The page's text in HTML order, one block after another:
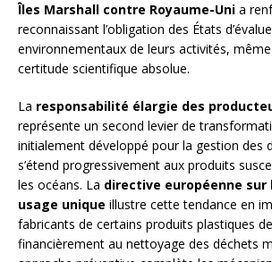
Îles Marshall contre Royaume-Uni a
reconnaissant l’obligation des États
environnementaux de leurs activités, même
certitude scientifique absolue.
La responsabilité élargie des
représente un second levier de
initialement développé pour la gestion des
s’étend progressivement aux produits
les océans. La directive européenne sur
usage unique illustre cette tendance en
fabricants de certains produits plastiques
financièrement au nettoyage des déchets